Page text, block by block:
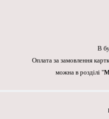
В
Оплата за замовлення
можна в розділі "